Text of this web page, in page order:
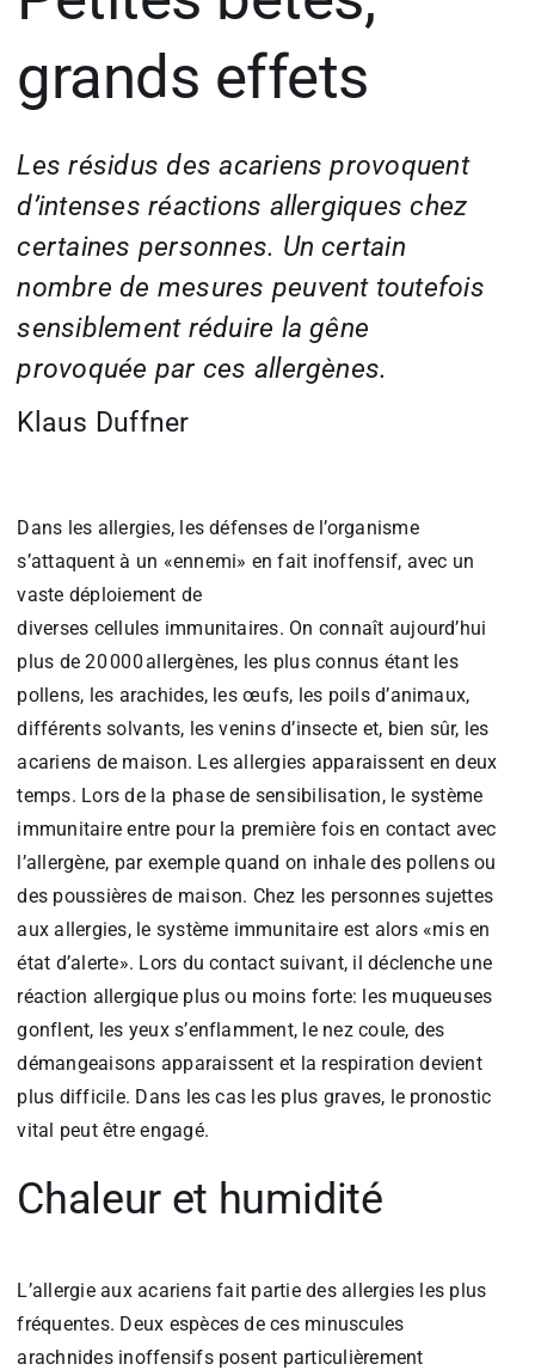
grands effets
Les résidus des acariens provoquent
d’intenses réactions allergiques chez
certaines personnes. Un certain
nombre de mesures peuvent toutefois
sensiblement réduire la gêne
provoquée par ces allergènes.
Klaus Duffner
Dans les allergies, les défenses de l’organisme
s’attaquent à un «ennemi» en fait inoffensif, avec un
vaste déploiement de
diverses cellules immunitaires. On connaît aujourd’hui
plus de 20 000 allergènes, les plus connus étant les
pollens, les arachides, les œufs, les poils d’animaux,
différents solvants, les venins d’insecte et, bien sûr, les
acariens de maison. Les allergies apparaissent en deux
temps. Lors de la phase de sensibilisation, le système
immunitaire entre pour la première fois en contact avec
l’allergène, par exemple quand on inhale des pollens ou
des poussières de maison. Chez les personnes sujettes
aux allergies, le système immunitaire est alors «mis en
état d’alerte». Lors du contact suivant, il déclenche une
réaction allergique plus ou moins forte: les muqueuses
gonflent, les yeux s’enflamment, le nez coule, des
démangeaisons apparaissent et la respiration devient
plus difficile. Dans les cas les plus graves, le pronostic
vital peut être engagé.
Chaleur et humidité
L’allergie aux acariens fait partie des allergies les plus
fréquentes. Deux espèces de ces minuscules
arachnides inoffensifs posent particulièrement